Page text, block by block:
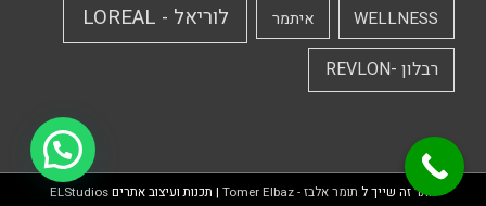
WELLNESS איתמר לוריאל - LOREAL
רבלון -REVLON
אתר זה שייך ל תומר אלבז - Tomer Elbaz | תכנות ועיצוב אתריםELStudios